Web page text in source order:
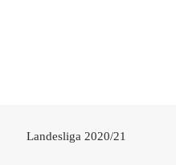
Landesliga 2020/21